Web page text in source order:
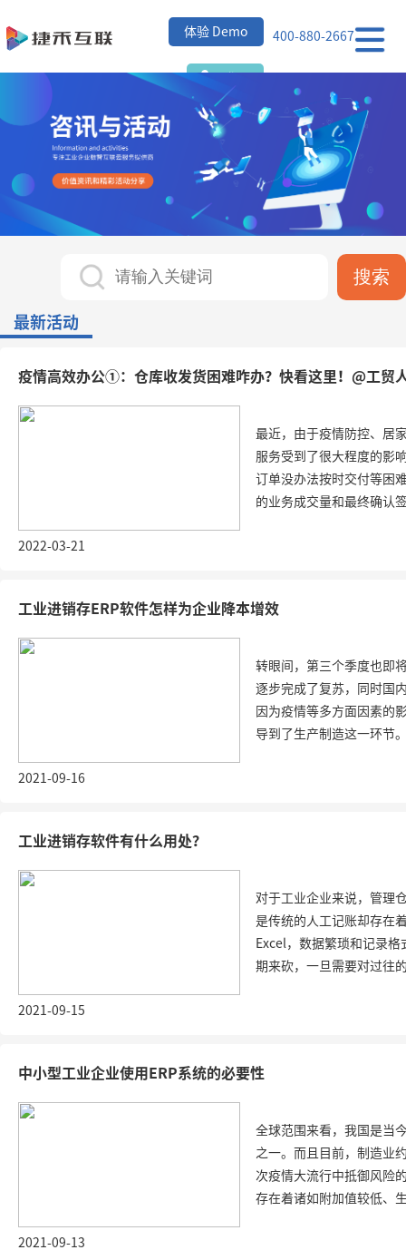
400-880-2667
体验 Demo
行
搜索
最新活动
疫情高效办公①：仓库收发货困难咋办？快看这里！@工贸
最近，由于疫情防控、居
服务受到了很大程度的影
订单没办法按时交付等困
的业务成交量和最终确认
2022-03-21
工业进销存ERP软件怎样为企业降本增效
转眼间，第三个季度也即
逐步完成了复苏，同时国
因为疫情等多方面因素的
导到了生产制造这一环节
2021-09-16
工业进销存软件有什么用处？
对于工业企业来说，管理
是传统的人工记账却存在
Excel，数据繁琐和记录
期来砍，一旦需要对过往
2021-09-15
中小型工业企业使用ERP系统的必要性
全球范围来看，我国是当
之一。而且目前，制造业
次疫情大流行中抵御风险
存在着诸如附加值较低、
2021-09-13